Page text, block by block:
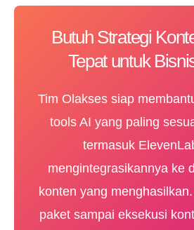
Butuh Strategi
Tepat untuk
Tim Olakses siap
tools AI yang paling
termasuk
mengintegrasikannya ke
konten yang
paket sampai eksekusi